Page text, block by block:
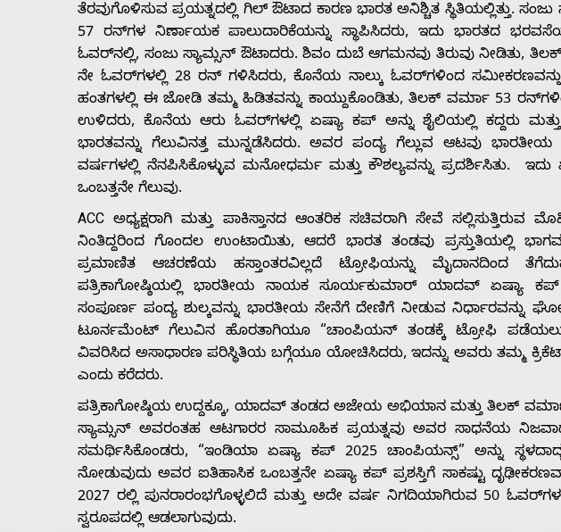
ತೆರವುಗೊಳಿಸುವ ಪ್ರಯತ್ನದಲ್ಲಿ ಗಿಲ್ ಔಟಾದ ಕಾರಣ ಭಾರತ ಅನಿಶ್ಚಿತ ಸ್ಥಿತಿಯಲ್ಲಿತ್ತು.
57 ರನ್‌ಗಳ ನಿರ್ಣಾಯಕ ಪಾಲುದಾರಿಕೆಯನ್ನು ಸ್ಥಾಪಿಸಿದರು, ಇದು ಭಾರತದ
ಓವರ್‌ನಲ್ಲಿ, ಸಂಜು ಸ್ಯಾಮ್ಸನ್ ಔಟಾದರು. ಶಿವಂ ದುಬೆ ಆಗಮನವು ತಿರುವು ನೀಡಿತು,
ನೇ ಓವರ್‌ಗಳಲ್ಲಿ 28 ರನ್ ಗಳಿಸಿದರು, ಕೊನೆಯ ನಾಲ್ಕು ಓವರ್‌ಗಳಿಂದ
ಹಂತಗಳಲ್ಲಿ ಈ ಜೋಡಿ ತಮ್ಮ ಹಿಡಿತವನ್ನು ಕಾಯ್ದುಕೊಂಡಿತು, ತಿಲಕ್ ವರ್ಮಾ 53
ಉಳಿದರು, ಕೊನೆಯ ಆರು ಓವರ್‌ಗಳಲ್ಲಿ ಏಷ್ಯಾ ಕಪ್ ಅನ್ನು ಶೈಲಿಯಲ್ಲಿ ಕದ್ದರು
ಭಾರತವನ್ನು ಗೆಲುವಿನತ್ತ ಮುನ್ನಡೆಸಿದರು. ಅವರ ಪಂದ್ಯ ಗೆಲ್ಲುವ ಆಟವು
ವರ್ಷಗಳಲ್ಲಿ ನೆನಪಿಸಿಕೊಳ್ಳುವ ಮನೋಧರ್ಮ ಮತ್ತು ಕೌಶಲ್ಯವನ್ನು ಪ್ರದರ್ಶಿಸಿತು.
ಒಂಬತ್ತನೇ ಗೆಲುವು.
ACC ಅಧ್ಯಕ್ಷರಾಗಿ ಮತ್ತು ಪಾಕಿಸ್ತಾನದ ಆಂತರಿಕ ಸಚಿವರಾಗಿ ಸೇವೆ ಸಲ್ಲಿಸುತ್ತಿರುವ
ನಿಂತಿದ್ದರಿಂದ ಗೊಂದಲ ಉಂಟಾಯಿತು, ಆದರೆ ಭಾರತ ತಂಡವು ಪ್ರಸ್ತುತಿಯಲ್ಲಿ
ಪ್ರಮಾಣಿತ ಆಚರಣೆಯ ಹಸ್ತಾಂತರವಿಲ್ಲದೆ ಟ್ರೋಫಿಯನ್ನು ಮೈದಾನದಿಂದ
ಪತ್ರಿಕಾಗೋಷ್ಠಿಯಲ್ಲಿ ಭಾರತೀಯ ನಾಯಕ ಸೂರ್ಯಕುಮಾರ್ ಯಾದವ್ ಏಷ್ಯಾ
ಸಂಪೂರ್ಣ ಪಂದ್ಯ ಶುಲ್ಕವನ್ನು ಭಾರತೀಯ ಸೇನೆಗೆ ದೇಣಿಗೆ ನೀಡುವ ನಿರ್ಧಾರವನ್ನು
ಟೂರ್ನಮೆಂಟ್ ಗೆಲುವಿನ ಹೊರತಾಗಿಯೂ “ಚಾಂಪಿಯನ್ ತಂಡಕ್ಕೆ ಟ್ರೋಫಿ ಪಡೆಯಲು
ವಿವರಿಸಿದ ಅಸಾಧಾರಣ ಪರಿಸ್ಥಿತಿಯ ಬಗ್ಗೆಯೂ ಯೋಚಿಸಿದರು, ಇದನ್ನು ಅವರು ತಮ್ಮ
ಎಂದು ಕರೆದರು.
ಪತ್ರಿಕಾಗೋಷ್ಠಿಯ ಉದ್ದಕ್ಕೂ, ಯಾದವ್ ತಂಡದ ಅಜೇಯ ಅಭಿಯಾನ ಮತ್ತು ತಿಲಕ್
ಸ್ಯಾಮ್ಸನ್ ಅವರಂತಹ ಆಟಗಾರರ ಸಾಮೂಹಿಕ ಪ್ರಯತ್ನವು ಅವರ ಸಾಧನೆಯ ನಿಜವಾದ
ಸಮರ್ಥಿಸಿಕೊಂಡರು, “ಇಂಡಿಯಾ ಏಷ್ಯಾ ಕಪ್ 2025 ಚಾಂಪಿಯನ್ಸ್” ಅನ್ನು
ನೋಡುವುದು ಅವರ ಐತಿಹಾಸಿಕ ಒಂಬತ್ತನೇ ಏಷ್ಯಾ ಕಪ್ ಪ್ರಶಸ್ತಿಗೆ ಸಾಕಷ್ಟು
2027 ರಲ್ಲಿ ಪುನರಾರಂಭಗೊಳ್ಳಲಿದೆ ಮತ್ತು ಅದೇ ವರ್ಷ ನಿಗದಿಯಾಗಿರುವ 50
ಸ್ವರೂಪದಲ್ಲಿ ಆಡಲಾಗುವುದು.